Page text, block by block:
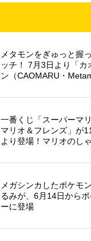
メタモンをぎゅっと握
ッチ！ 7月3日より「カ
ン（CAOMARU・
一番くじ「スーパーマ
マリオ＆フレンズ」が
より登場！マリオのし
メガシンカしたポケモ
るみが、6月14日から
ーに登場